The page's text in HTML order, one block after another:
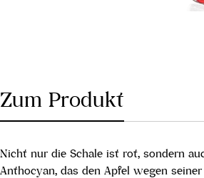
Zum Produkt
Nicht nur die Schale ist rot, sondern
Anthocyan, das den Apfel wegen